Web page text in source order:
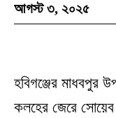
আগস্ট ৩, ২০২৫
হবিগঞ্জের মাধবপুর
কলহের জেরে